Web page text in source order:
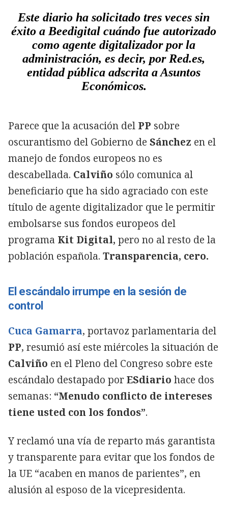
Este diario ha solicitado tres veces sin
éxito a Beedigital cuándo fue autorizado
como agente digitalizador por la
administración, es decir, por Red.es,
entidad pública adscrita a Asuntos
Económicos.
Parece que la acusación del PP sobre
oscurantismo del Gobierno de Sánchez en el
manejo de fondos europeos no es
descabellada. Calviño sólo comunica al
beneficiario que ha sido agraciado con este
título de agente digitalizador que le permitir
embolsarse sus fondos europeos del
programa Kit Digital, pero no al resto de la
población española. Transparencia, cero.
El escándalo irrumpe en la sesión de
control
Cuca Gamarra, portavoz parlamentaria del
PP, resumió así este miércoles la situación de
Calviño en el Pleno del Congreso sobre este
escándalo destapado porESdiario hace dos
semanas: “Menudo conflicto de intereses
tiene usted con los fondos”.
Y reclamó una vía de reparto más garantista
y transparente para evitar que los fondos de
la UE “acaben en manos de parientes”, en
alusión al esposo de la vicepresidenta.